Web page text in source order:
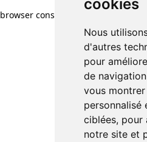
cookies
Nous
d'autres
pour
de
vous
personnalisé
ciblées, pour
notre site et
browser console for more